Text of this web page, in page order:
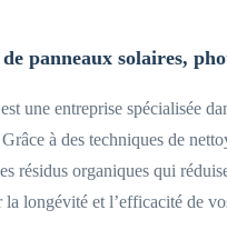
panneaux solaires,
une entreprise spécialisée
à des techniques de
résidus organiques qui
la longévité et l’efficacité de